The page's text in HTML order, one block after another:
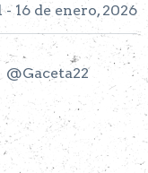
- 16 de enero, 2026
@Gaceta22